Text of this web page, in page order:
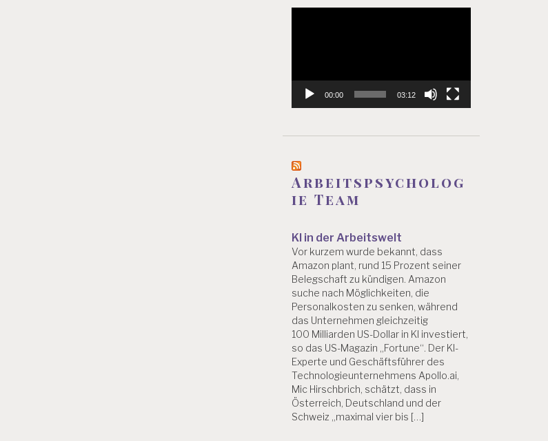
00:00 03:12
Arbeitspsycholog
ie Team
KI in der Arbeitswelt
Vor kurzem wurde bekannt, dass
Amazon plant, rund 15 Prozent seiner
Belegschaft zu kündigen. Amazon
suche nach Möglichkeiten, die
Personalkosten zu senken, während
das Unternehmen gleichzeitig
100 Milliarden US-Dollar in KI investiert,
so das US-Magazin „Fortune“. Der KI-
Experte und Geschäftsführer des
Technologieunternehmens Apollo.ai,
Mic Hirschbrich, schätzt, dass in
Österreich, Deutschland und der
Schweiz „maximal vier bis […]